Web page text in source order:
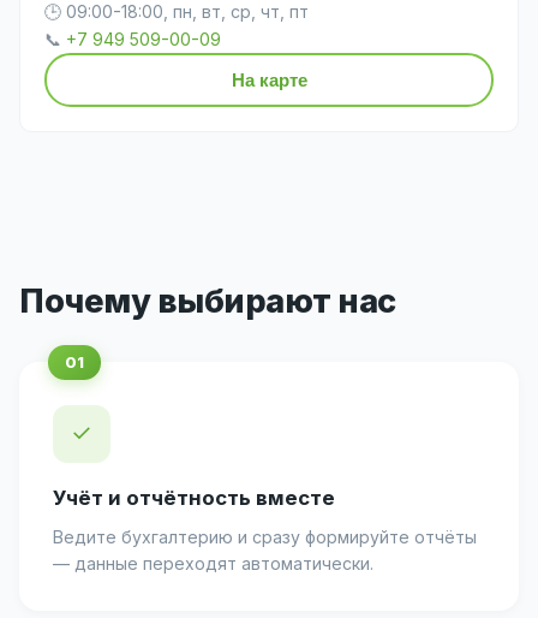
🕒 09:00-18:00, пн, вт, ср, чт, пт
📞 +7 949 509-00-09
На карте
Почему выбирают нас
✓
Учёт и отчётность вместе
Ведите бухгалтерию и сразу формируйте отчёты
— данные переходят автоматически.